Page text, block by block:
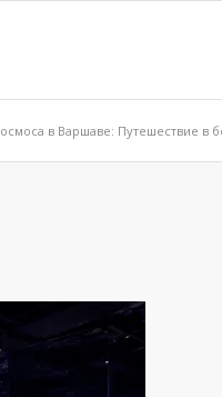
в Варшаве: Путешествие в